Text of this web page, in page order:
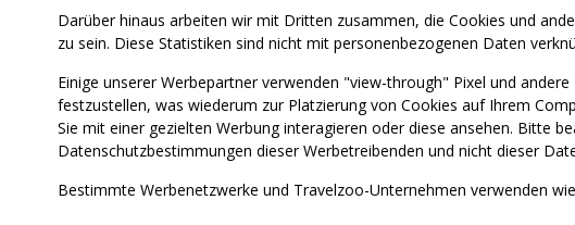
Darüber hinaus arbeiten wir mit Dritten zusammen, die Cookies und
zu sein. Diese Statistiken sind nicht mit personenbezogenen Daten
Einige unserer Werbepartner verwenden "view-through" Pixel und
festzustellen, was wiederum zur Platzierung von Cookies auf Ihrem
Sie mit einer gezielten Werbung interagieren oder diese ansehen. Bitte
Datenschutzbestimmungen dieser Werbetreibenden und nicht dieser
Bestimmte Werbenetzwerke und Travelzoo-Unternehmen verwenden